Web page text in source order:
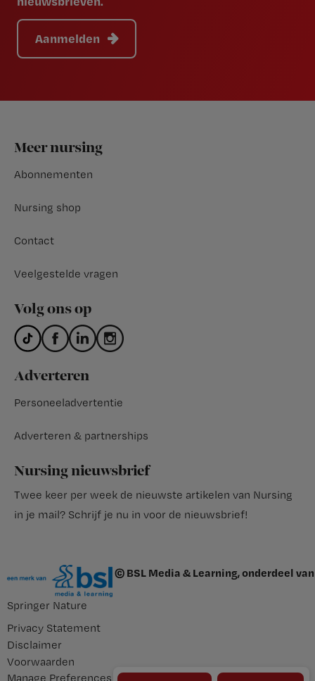
Aanmelden
Footer
Meer nursing
Abonnementen
Nursing shop
Contact
Veelgestelde vragen
Volg ons op
Adverteren
Personeeladvertentie
Adverteren & partnerships
Nursing nieuwsbrief
Twee keer per week de nieuwste artikelen van Nursing
in je mail? Schrijf je nu in voor de nieuwsbrief!
© BSL Media & Learning, onderdeel van
Springer Nature
Privacy Statement
Disclaimer
Voorwaarden
Manage Preferences